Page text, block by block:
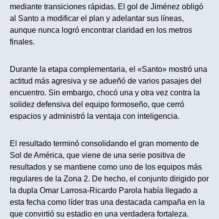
mediante transiciones rápidas. El gol de Jiménez obligó
al Santo a modificar el plan y adelantar sus líneas,
aunque nunca logró encontrar claridad en los metros
finales.
Durante la etapa complementaria, el «Santo» mostró una
actitud más agresiva y se adueñó de varios pasajes del
encuentro. Sin embargo, chocó una y otra vez contra la
solidez defensiva del equipo formoseño, que cerró
espacios y administró la ventaja con inteligencia.
El resultado terminó consolidando el gran momento de
Sol de América, que viene de una serie positiva de
resultados y se mantiene como uno de los equipos más
regulares de la Zona 2. De hecho, el conjunto dirigido por
la dupla Omar Larrosa-Ricardo Parola había llegado a
esta fecha como líder tras una destacada campaña en la
que convirtió su estadio en una verdadera fortaleza.